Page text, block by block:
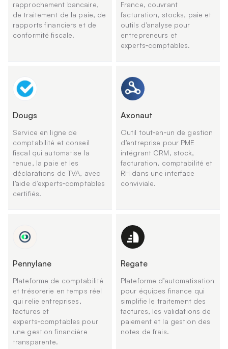
rapprochement bancaire,
de traitement de la paie, de
rapports financiers et de
conformité fiscale.
France, couvrant
facturation, stocks, paie et
outils d’analyse pour
entrepreneurs et
experts‑comptables.
Dougs
Service en ligne de
comptabilité et conseil
fiscal qui automatise la
tenue, la paie et les
déclarations de TVA, avec
l’aide d’experts‑comptables
certifiés.
Axonaut
Outil tout‑en‑un de gestion
d’entreprise pour PME
intégrant CRM, stock,
facturation, comptabilité et
RH dans une interface
conviviale.
Pennylane
Plateforme de comptabilité
et trésorerie en temps réel
qui relie entreprises,
factures et
experts‑comptables pour
une gestion financière
transparente.
Regate
Plateforme d’automatisation
pour équipes finance qui
simplifie le traitement des
factures, les validations de
paiement et la gestion des
notes de frais.